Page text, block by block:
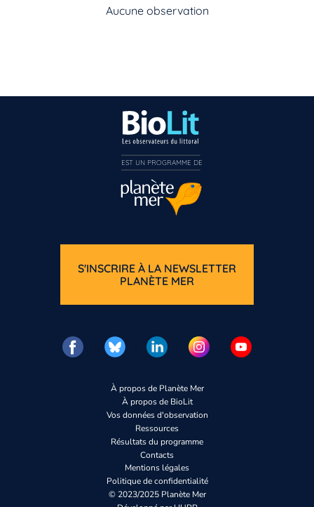
Aucune observation
À propos de Planète Mer
À propos de BioLit
Vos données d'observation
Ressources
Résultats du programme
Contacts
Mentions légales
Politique de confidentialité
© 2023/2025 Planète Mer
S'INSCRIRE À LA NEWSLETTER
PLANÈTE MER